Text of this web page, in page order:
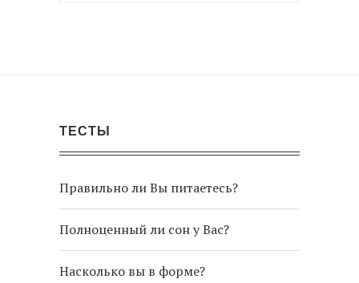
ТЕСТЫ
Правильно ли Вы питаетесь?
Полноценный ли сон у Вас?
Насколько вы в форме?